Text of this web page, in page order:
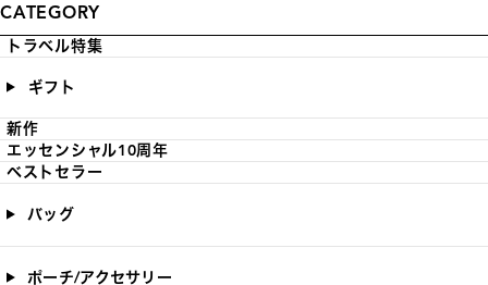
CATEGORY
トラベル特集
ギフト
新作
エッセンシャル10周年
ベストセラー
バッグ
ポーチ/アクセサリー